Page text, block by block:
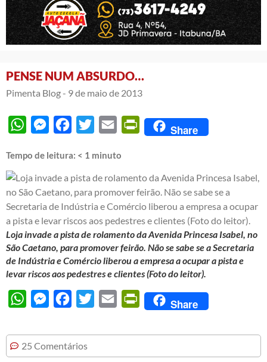
PENSE NUM ABSURDO…
Pimenta Blog - 9 de maio de 2013
WhatsAppMessengerFacebook
Twitter Email PrintFriendly
Share
Tempo de leitura: < 1 minuto
Loja invade a pista de rolamento da Avenida Princesa Isabel, no
São Caetano, para promover feirão. Não se sabe se a Secretaria
de Indústria e Comércio liberou a empresa a ocupar a pista e
levar riscos aos pedestres e clientes (Foto do leitor).
WhatsAppMessengerFacebook
Twitter Email PrintFriendly
Share
25 Comentários